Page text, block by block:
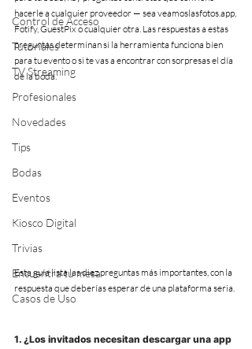
Control de Acceso
Tutoriales
TV Streaming
Profesionales
Novedades
Tips
Bodas
Eventos
Kiosco Digital
Trivias
Encuentra tu mesa
Casos de Uso
hacerle a cualquier proveedor — sea veamoslasfotos.app,
Fotify, GuestPix o cualquier otra. Las respuestas a estas
preguntas determinan si la herramienta funciona bien
para tu evento o si te vas a encontrar con sorpresas el día
de la boda.
Esta guía lista las diez preguntas más importantes, con la
respuesta que deberías esperar de una plataforma seria.
1. ¿Los invitados necesitan descargar una app